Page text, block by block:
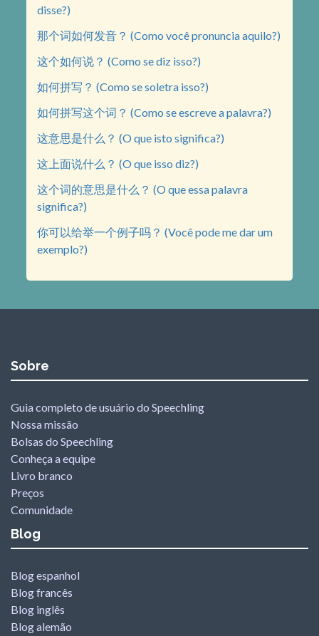
disse?)
那个词如何发音？ (Como você pronuncia aquilo?)
这个如何说？ (Como se diz isso?)
如何拼写？ (Como se soletra isso?)
如何拼写这个词？ (Como se escreve a palavra?)
这意思是什么？ (O que isto significa?)
这上面说什么？ (O que isso diz?)
这个词的意思是什么？ (O que essa palavra
significa?)
你可以给举一个例子吗？ (Você pode me dar um
exemplo?)
Sobre
Guia completo de usuário do Speechling
Nossa missão
Bolsas do Speechling
Conheça a equipe
Livro branco
Preços
Comunidade
Blog
Blog espanhol
Blog francês
Blog inglês
Blog alemão